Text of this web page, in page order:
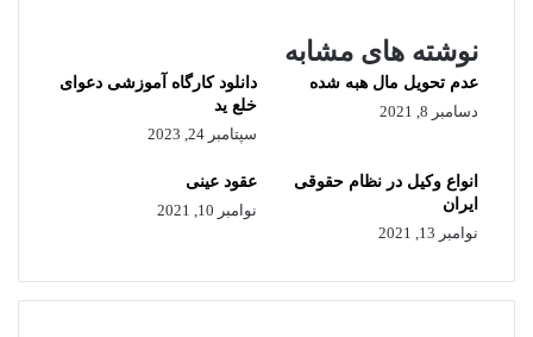
نوشته های مشابه
دانلود کارگاه آموزشی دعوای
خلع ید
سپتامبر 24, 2023
عدم تحویل مال هبه شده
دسامبر 8, 2021
عقود عینی
نوامبر 10, 2021
انواع وکیل در نظام حقوقی
ایران
نوامبر 13, 2021